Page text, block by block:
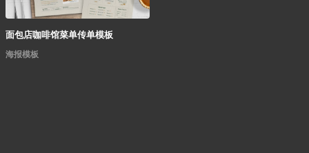
面包店咖啡馆菜单传单模板
海报模板